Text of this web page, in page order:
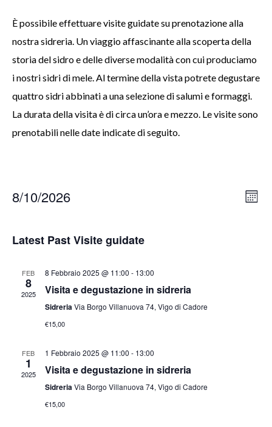
È possibile effettuare visite guidate su prenotazione alla
nostra sidreria. Un viaggio affascinante alla scoperta della
storia del sidro e delle diverse modalità con cui produciamo
i nostri sidri di mele. Al termine della vista potrete degustare
quattro sidri abbinati a una selezione di salumi e formaggi.
La durata della visita è di circa un’ora e mezzo. Le visite sono
prenotabili nelle date indicate di seguito.
8/10/2026
Latest Past Visite guidate
FEB
8
2025
8 Febbraio 2025 @ 11:00 - 13:00
Visita e degustazione in sidreria
SidreriaVia Borgo Villanuova 74, Vigo di Cadore
€15,00
FEB
1
2025
1 Febbraio 2025 @ 11:00 - 13:00
Visita e degustazione in sidreria
SidreriaVia Borgo Villanuova 74, Vigo di Cadore
€15,00